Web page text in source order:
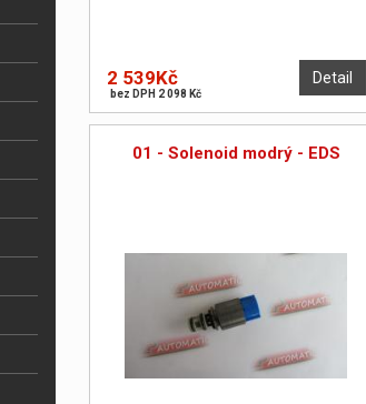
Detail
2 539Kč
bez DPH 2 098 Kč
01 - Solenoid modrý - EDS